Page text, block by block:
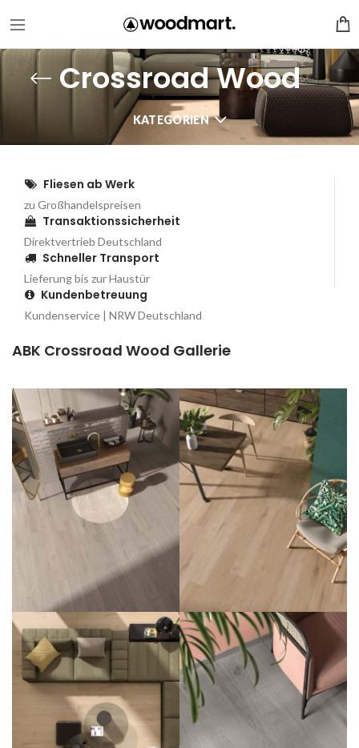
Crossroad Wood
KATEGORIEN
Fliesen ab Werk
zu Großhandelspreisen
Transaktionssicherheit
Direktvertrieb Deutschland
Schneller Transport
Lieferung bis zur Haustür
Kundenbetreuung
Kundenservice | NRW Deutschland
ABK Crossroad Wood Gallerie